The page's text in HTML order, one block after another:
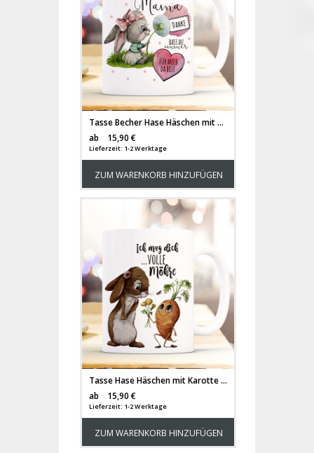
Tasse Becher Hase Häschen mit Pusteblume & Spruch Danke Mama dass du immer für mich da bist Kaffeebecher Geschenk ts1144
ab
15,90 €
Lieferzeit: 1-2 Werktage
ZUM WARENKORB HINZUFÜGEN
Tasse Hase Häschen mit Karotte & Spruch Ich mag dich volle Möhre ts1122
ab
15,90 €
Lieferzeit: 1-2 Werktage
ZUM WARENKORB HINZUFÜGEN